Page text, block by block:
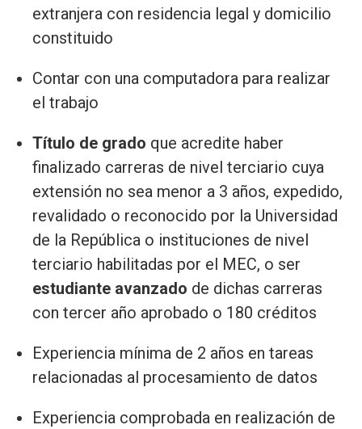
extranjera con residencia legal y domicilio
constituido
Contar con una computadora para realizar
el trabajo
Título de grado que acredite haber
finalizado carreras de nivel terciario cuya
extensión no sea menor a 3 años, expedido,
revalidado o reconocido por la Universidad
de la República o instituciones de nivel
terciario habilitadas por el MEC, o ser
estudiante avanzado de dichas carreras
con tercer año aprobado o 180 créditos
Experiencia mínima de 2 años en tareas
relacionadas al procesamiento de datos
Experiencia comprobada en realización de